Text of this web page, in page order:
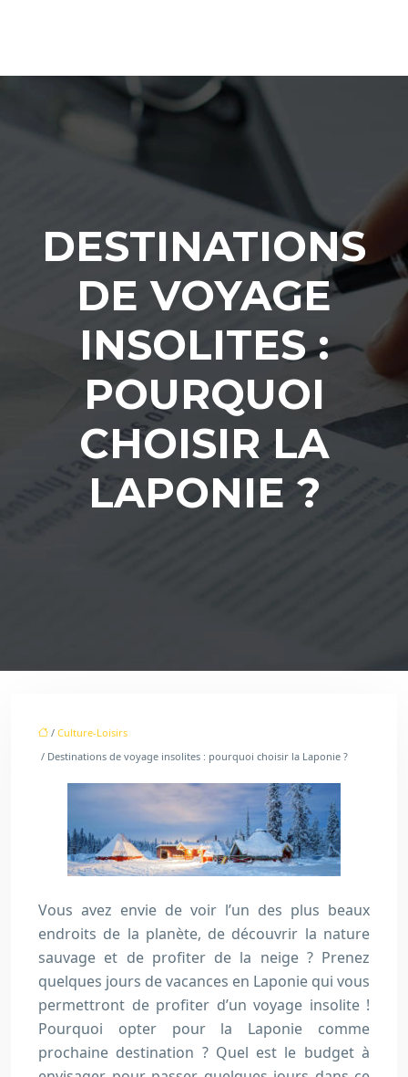
DESTINATIONS
DE VOYAGE
INSOLITES :
POURQUOI
CHOISIR LA
LAPONIE ?
/ Culture-Loisirs
/ Destinations de voyage insolites : pourquoi choisir la Laponie ?
Vous avez envie de voir l’un des plus beaux
endroits de la planète, de découvrir la nature
sauvage et de profiter de la neige ? Prenez
quelques jours de vacances en Laponie qui vous
permettront de profiter d’un voyage insolite !
Pourquoi opter pour la Laponie comme
prochaine destination ? Quel est le budget à